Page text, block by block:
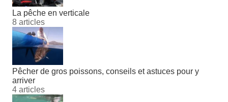
La pêche en verticale
8 articles
Pêcher de gros poissons, conseils et astuces pour y
arriver
4 articles